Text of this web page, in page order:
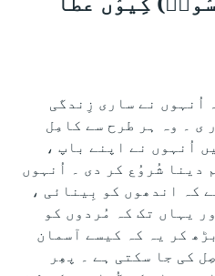
اُنہوں نے ساری زِندگی
ی ۔ وہ ہر طرح سے کامِل
اُنہوں نے اپنے باپ ،
دینا شُروُع کر دی ۔ اُنہوں
کہ اندھوں کو بِینائی ،
یہاں تک کہ مُردوں کو
کر یہ کہ کیسے آسمان
کی جا سکتی ہے ۔ پھِر